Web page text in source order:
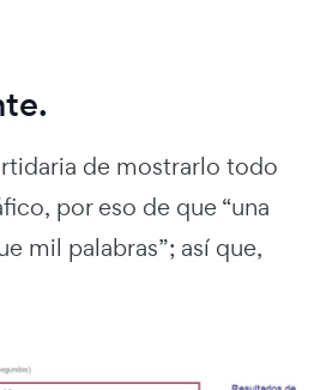
de mostrarlo todo
por eso de que “una
mil palabras”; así que,